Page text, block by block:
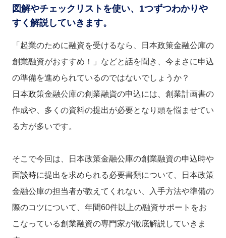
図解やチェックリストを使い、1つずつわかりや
すく解説していきます。
「起業のために融資を受けるなら、日本政策金融公庫の
創業融資がおすすめ！」などと話を聞き、今まさに申込
の準備を進められているのではないでしょうか？
日本政策金融公庫の創業融資の申込には、創業計画書の
作成や、多くの資料の提出が必要となり頭を悩ませてい
る方が多いです。
そこで今回は、日本政策金融公庫の創業融資の申込時や
面談時に提出を求められる必要書類について、日本政策
金融公庫の担当者が教えてくれない、入手方法や準備の
際のコツについて、年間60件以上の融資サポートをお
こなっている創業融資の専門家が徹底解説していきま